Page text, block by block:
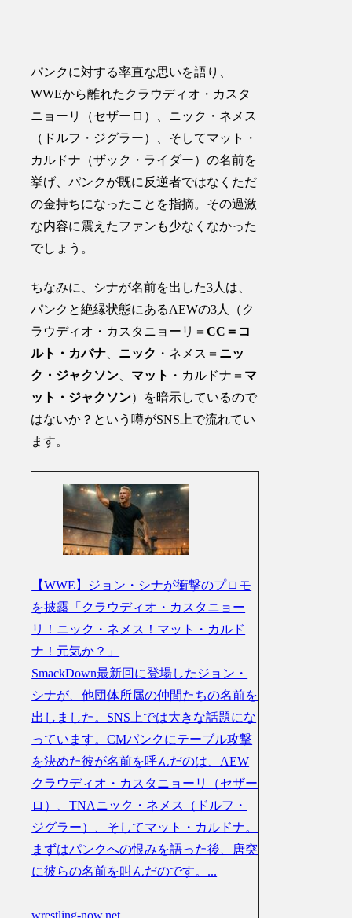
パンクに対する率直な思いを語り、
WWEから離れたクラウディオ・カスタ
ニョーリ（セザーロ）、ニック・ネメス
（ドルフ・ジグラー）、そしてマット・
カルドナ（ザック・ライダー）の名前を
挙げ、パンクが既に反逆者ではなくただ
の金持ちになったことを指摘。その過激
な内容に震えたファンも少なくなかった
でしょう。
ちなみに、シナが名前を出した3人は、
パンクと絶縁状態にあるAEWの3人（ク
ラウディオ・カスタニョーリ＝CC＝コ
ルト・カバナ、 ニック ・ネメス＝ ニッ
ク・ジャクソン、 マット ・カルドナ＝ マ
ット・ジャクソン）を暗示しているので
はないか？という噂がSNS上で流れてい
ます。
【WWE】ジョン・シナが衝撃のプロモ
を披露「クラウディオ・カスタニョー
リ！ニック・ネメス！マット・カルド
ナ！元気か？」
SmackDown最新回に登場したジョン・
シナが、他団体所属の仲間たちの名前を
出しました。SNS上では大きな話題にな
っています。CMパンクにテーブル攻撃
を決めた彼が名前を呼んだのは、AEW
クラウディオ・カスタニョーリ（セザー
ロ）、TNAニック・ネメス（ドルフ・
ジグラー）、そしてマット・カルドナ。
まずはパンクへの恨みを語った後、唐突
に彼らの名前を叫んだのです。...
wrestling-now.net